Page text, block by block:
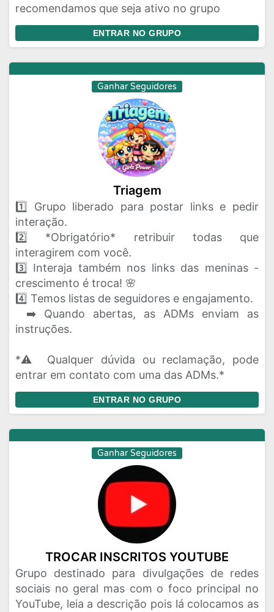
recomendamos que seja ativo no grupo
ENTRAR NO GRUPO
Ganhar Seguidores
Triagem
1️⃣ Grupo liberado para postar links e pedir
interação.
2️⃣ *Obrigatório* retribuir todas que
interagirem com você.
3️⃣ Interaja também nos links das meninas -
crescimento é troca! 🌸
4️⃣ Temos listas de seguidores e engajamento.
➡️ Quando abertas, as ADMs enviam as
instruções.
*⚠️ Qualquer dúvida ou reclamação, pode
entrar em contato com uma das ADMs.*
ENTRAR NO GRUPO
Ganhar Seguidores
TROCAR INSCRITOS YOUTUBE
Grupo destinado para divulgações de redes
sociais no geral mas com o foco principal no
YouTube, leia a descrição pois lá colocamos as